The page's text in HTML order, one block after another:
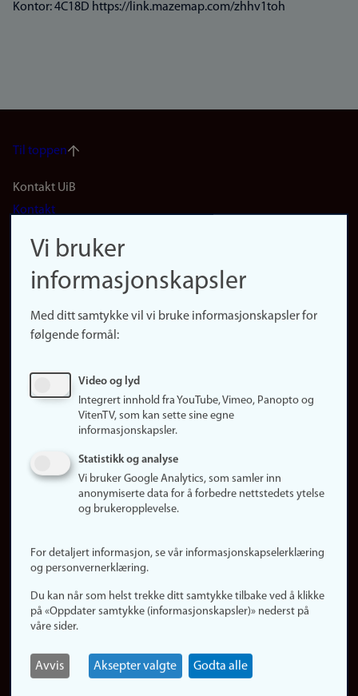
Kontor: 4C18D https://link.mazemap.com/zhhv1toh
Til toppen
Footer
(no)
Kontakt UiB
Kontakt
Finn forsker
Presse
Finn studier
Ledige stillinger
Om nettstedet
Informasjonskapsler
Personvern
Logg inn
Rediger din ansattside
Vi bruker
informasjonskapsler
Med ditt samtykke vil vi bruke informasjonskapsler for
følgende formål:
Video og lyd
Integrert innhold fra YouTube, Vimeo, Panopto og
VitenTV, som kan sette sine egne
informasjonskapsler.
Statistikk og analyse
Vi bruker Google Analytics, som samler inn
anonymiserte data for å forbedre nettstedets ytelse
og brukeropplevelse.
For detaljert informasjon, se vår informasjonskapselerklæring
og personvernerklæring.
Du kan når som helst trekke ditt samtykke tilbake ved å klikke
på «Oppdater samtykke (informasjonskapsler)» nederst på
våre sider.
Avvis Aksepter valgte Godta alle